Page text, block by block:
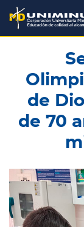
Pasar
contenido
principal
de
de 70